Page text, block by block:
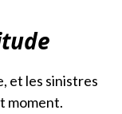
et les sinistres
moment.